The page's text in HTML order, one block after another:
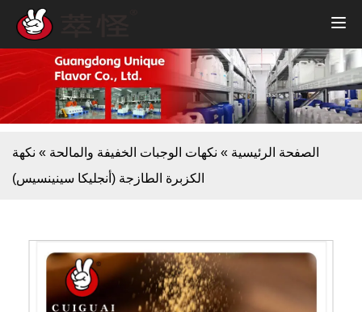
الصفحة الرئيسية » نكهات الوجبات الخفيفة والمالحة » نكهة
الكزبرة الطازجة (أنجليكا سينينسيس)